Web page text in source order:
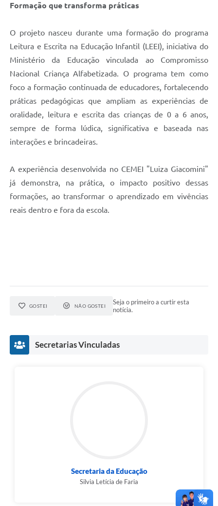
Formação que transforma práticas
O projeto nasceu durante uma formação do programa
Leitura e Escrita na Educação Infantil (LEEI), iniciativa do
Ministério da Educação vinculada ao Compromisso
Nacional Criança Alfabetizada. O programa tem como
foco a formação continuada de educadores, fortalecendo
práticas pedagógicas que ampliam as experiências de
oralidade, leitura e escrita das crianças de 0 a 6 anos,
sempre de forma lúdica, significativa e baseada nas
interações e brincadeiras.
A experiência desenvolvida no CEMEI "Luiza Giacomini"
já demonstra, na prática, o impacto positivo dessas
formações, ao transformar o aprendizado em vivências
reais dentro e fora da escola.
GOSTEI NÃO GOSTEI
Seja o primeiro a curtir esta
notícia.
Secretarias Vinculadas
Secretaria da Educação
Silvia Letícia de Faria